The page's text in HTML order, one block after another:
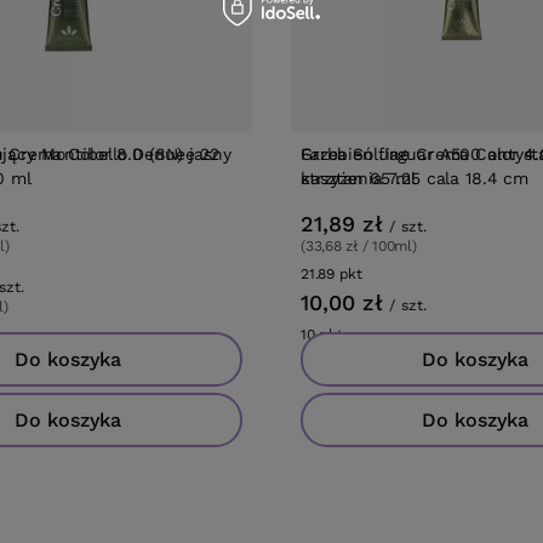
Montibello Denuee 22
ml
szt.
Do koszyka
Grzebień Jaguar A500
strzyżenia 7.25 cala 18.4 cm
10,00 zł / szt.
10pktpunktów
Do koszyka
Crema Color 8.0 (8N) jasny
Do koszyka
Farba Solfine Crema Color
kasztan 65 ml
21,89 zł / szt.
(33,68 zł / 100ml)
21.89 pktpunktów
Do koszyka